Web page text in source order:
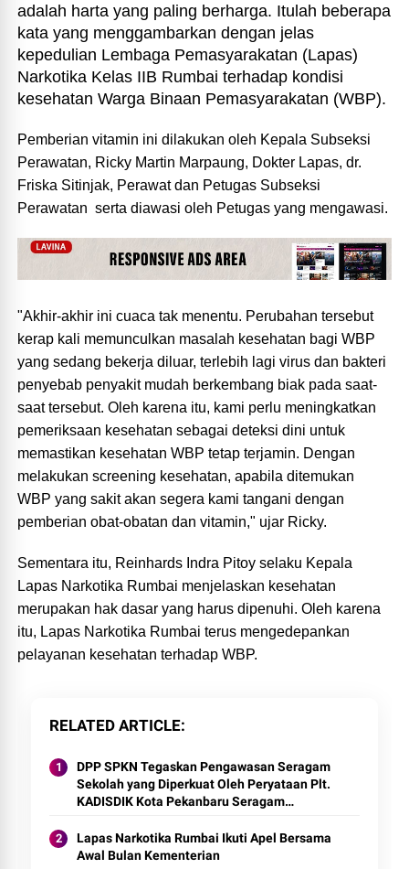
adalah harta yang paling berharga. Itulah beberapa
kata yang menggambarkan dengan jelas
kepedulian Lembaga Pemasyarakatan (Lapas)
Narkotika Kelas IIB Rumbai terhadap kondisi
kesehatan Warga Binaan Pemasyarakatan (WBP).
Pemberian vitamin ini dilakukan oleh Kepala Subseksi
Perawatan, Ricky Martin Marpaung, Dokter Lapas, dr.
Friska Sitinjak, Perawat dan Petugas Subseksi
Perawatan serta diawasi oleh Petugas yang mengawasi.
"Akhir-akhir ini cuaca tak menentu. Perubahan tersebut
kerap kali memunculkan masalah kesehatan bagi WBP
yang sedang bekerja diluar, terlebih lagi virus dan bakteri
penyebab penyakit mudah berkembang biak pada saat-
saat tersebut. Oleh karena itu, kami perlu meningkatkan
pemeriksaan kesehatan sebagai deteksi dini untuk
memastikan kesehatan WBP tetap terjamin. Dengan
melakukan screening kesehatan, apabila ditemukan
WBP yang sakit akan segera kami tangani dengan
pemberian obat-obatan dan vitamin," ujar Ricky.
Sementara itu, Reinhards Indra Pitoy selaku Kepala
Lapas Narkotika Rumbai menjelaskan kesehatan
merupakan hak dasar yang harus dipenuhi. Oleh karena
itu, Lapas Narkotika Rumbai terus mengedepankan
pelayanan kesehatan terhadap WBP.
RELATED ARTICLE
DPP SPKN Tegaskan Pengawasan Seragam
Sekolah yang Diperkuat Oleh Peryataan Plt.
KADISDIK Kota Pekanbaru Seragam
Lapas Narkotika Rumbai Ikuti Apel Bersama
Awal Bulan Kementerian